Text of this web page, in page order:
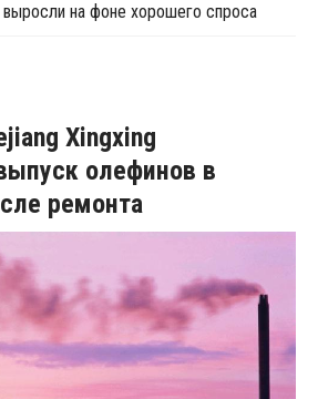
на фоне хорошего спроса
Xingxing
олефинов в
ремонта